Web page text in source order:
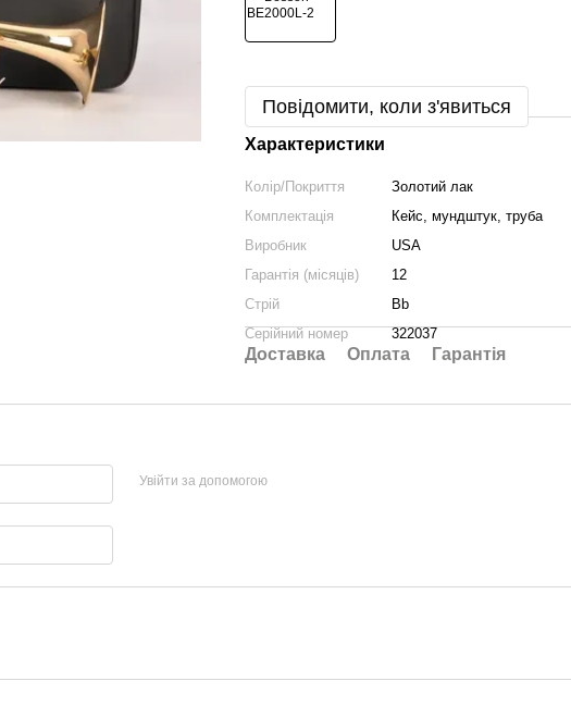
Повідомити, коли з'явиться
Характеристики
Колір/Покриття
Золотий лак
Комплектація
Кейс, мундштук, труба
Виробник
USA
Гарантія (місяців)
12
Стрій
Bb
Серійний номер
322037
Доставка Оплата Гарантія
Увійти за допомогою